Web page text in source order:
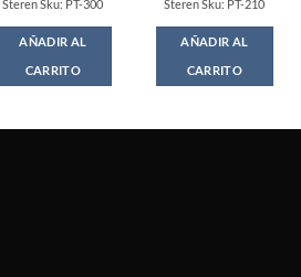
was:
$89.00.$80.00.
Steren Sku: PT-300
AÑADIR AL
CARRITO
was:
$69.00.
Steren Sku: PT-210
AÑADIR AL
CARRITO